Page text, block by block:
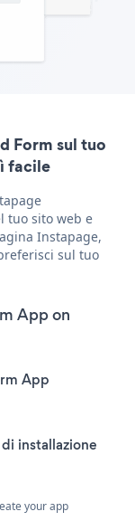
Form sul tuo
facile
tuo sito web e
Instapage,
sul tuo
App on
App
installazione
your app